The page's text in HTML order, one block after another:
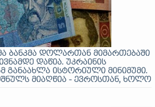
ბანკმა დოლართან მიმართებაში
დაწია. უკრაინის
განაახლა ისტორიული მინიმუმი.
მიაღწია - ევროსთან, ხოლო